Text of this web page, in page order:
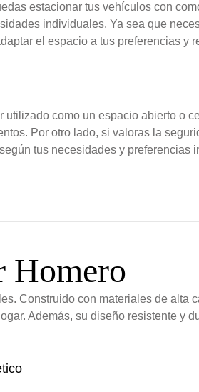
estacionar tus vehículos con
individuales. Ya sea que
el espacio a tus preferencias y
como un espacio abierto o
Por otro lado, si valoras la
tus necesidades y preferencias
Homero
Construido con materiales de alta
Además, su diseño resistente y